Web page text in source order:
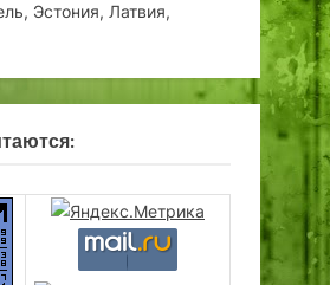
Эстония, Латвия,